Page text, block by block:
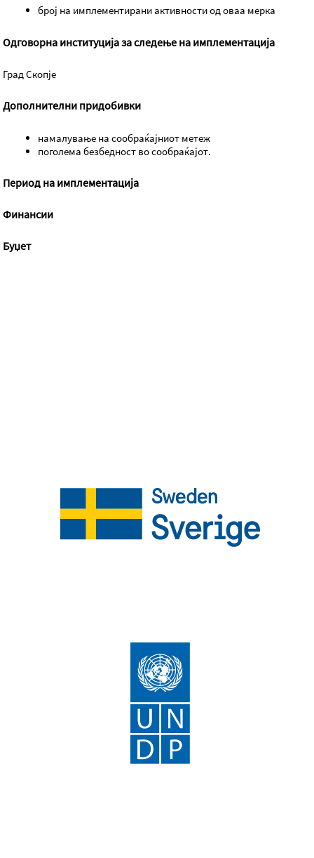
број на имплементирани активности од оваа мерка
Одговорна институција за следење на имплементација
Град Скопје
Дополнителни придобивки
намалување на сообраќајниот метеж
поголема безбедност во сообраќајот.
Период на имплементација
Финансии
Буџет